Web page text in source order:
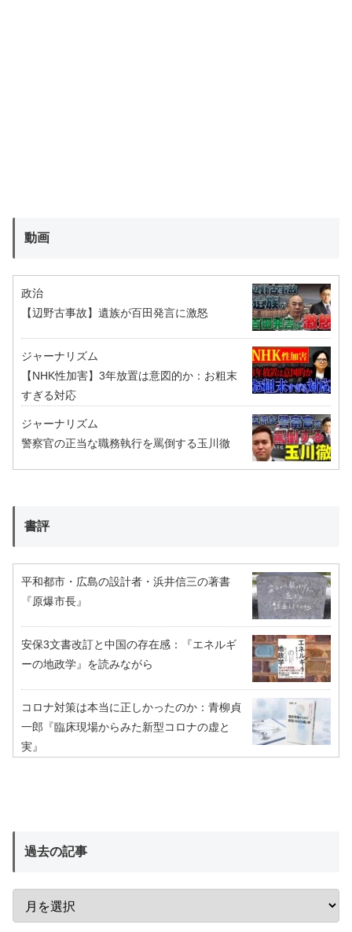
動画
政治
【辺野古事故】遺族が百田発言に激怒
ジャーナリズム
【NHK性加害】3年放置は意図的か：お粗末
すぎる対応
ジャーナリズム
警察官の正当な職務執行を罵倒する玉川徹
書評
平和都市・広島の設計者・浜井信三の著書
『原爆市長』
安保3文書改訂と中国の存在感：『エネルギ
ーの地政学』を読みながら
コロナ対策は本当に正しかったのか：青柳貞
一郎『臨床現場からみた新型コロナの虚と
実』
過去の記事